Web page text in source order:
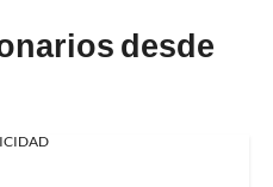
desde